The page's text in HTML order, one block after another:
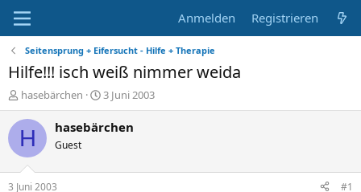
Anmelden Registrieren
Seitensprung + Eifersucht - Hilfe + Therapie
Hilfe!!! isch weiß nimmer weida
E
r
s
t
hasebärchen
E
r
s
3 Juni 2003
H hasebärchen
Guest
3 Juni 2003 #1